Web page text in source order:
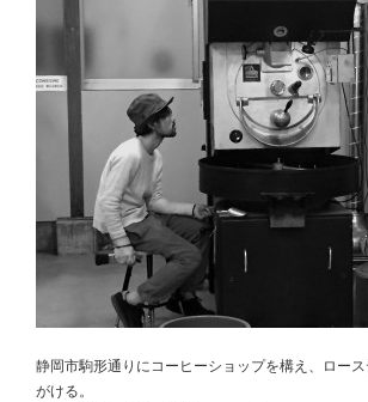
静岡市駒形通りにコーヒーショップを構え、ロー
がける。